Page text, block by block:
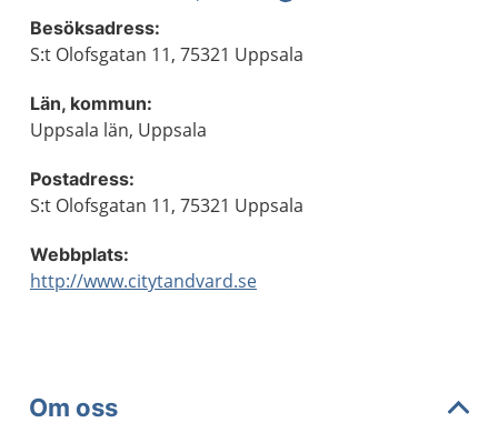
Besöksadress:
S:t Olofsgatan 11, 75321 Uppsala
Län, kommun:
Uppsala län, Uppsala
Postadress:
S:t Olofsgatan 11, 75321 Uppsala
Webbplats:
http://www.citytandvard.se
Om oss